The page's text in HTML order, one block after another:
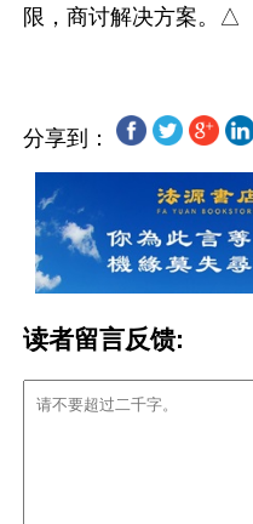
分享到：
读者留言反馈: